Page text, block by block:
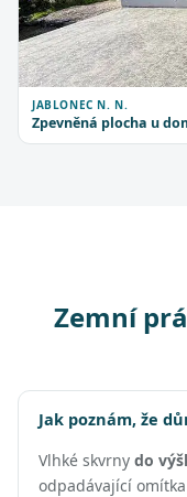
JABLONEC N. N.
Zpevněná plocha u
Zemní
Jak poznám, že
Vlhké skvrny do
odpadávající